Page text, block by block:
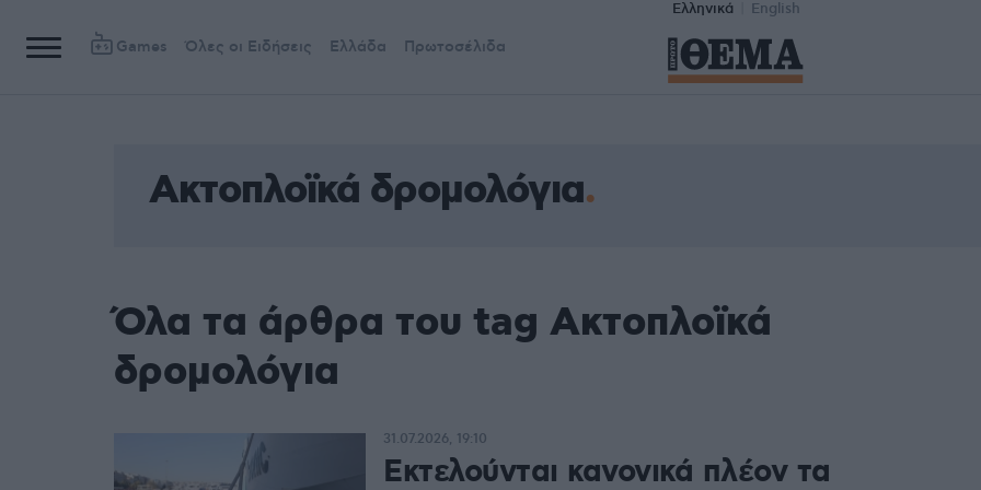
Ελληνικά English
Games Όλες οι Ειδήσεις Ελλάδα Πρωτοσέλιδα
Ακτοπλοϊκά δρομολόγια
Όλα τα άρθρα του tag Ακτοπλοϊκά
δρομολόγια
Εκτελούνται κανονικά πλέον τα
31.07.2026, 19:10